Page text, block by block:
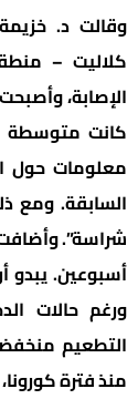
وقالت د.
كلاليت –
الإصابة،
كانت متوسطة
السابقة. ومع
شراسة”. وأضافت:
أسبوعين. يبدو
ورغم حالات
التطعيم
منذ فترة